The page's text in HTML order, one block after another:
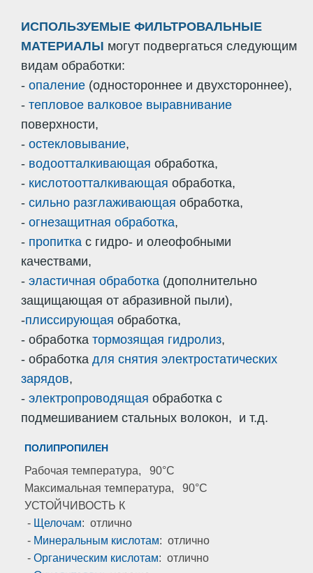
ИСПОЛЬЗУЕМЫЕ ФИЛЬТРОВАЛЬНЫЕ
МАТЕРИАЛЫ могут подвергаться следующим
видам обработки:
- опаление (одностороннее и двухстороннее),
- тепловое валковое выравнивание
поверхности,
- остекловывание,
- водоотталкивающая обработка,
- кислотоотталкивающая обработка,
- сильно разглаживающая обработка,
- огнезащитная обработка,
- пропитка с гидро- и олеофобными
качествами,
- эластичная обработка (дополнительно
защищающая от абразивной пыли),
-плиссирующая обработка,
- обработка тормозящая гидролиз,
- обработка для снятия электростатических
зарядов,
- электропроводящая обработка с
подмешиванием стальных волокон, и т.д.
ПОЛИПРОПИЛЕН
Рабочая температура, 90°C
Максимальная температура, 90°C
УСТОЙЧИВОСТЬ К
- Щелочам: отлично
- Минеральным кислотам: отлично
- Органическим кислотам: отлично